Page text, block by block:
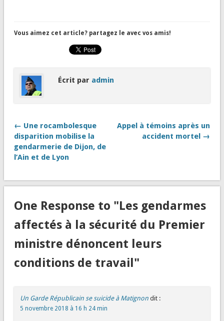
Vous aimez cet article? partagez le avec vos amis!
Écrit par admin
← Une rocambolesque
disparition mobilise la
gendarmerie de Dijon, de
l’Ain et de Lyon
Appel à témoins après un
accident mortel →
One Response to "Les gendarmes
affectés à la sécurité du Premier
ministre dénoncent leurs
conditions de travail"
Un Garde Républicain se suicide à Matignon dit :
5 novembre 2018 à 16 h 24 min